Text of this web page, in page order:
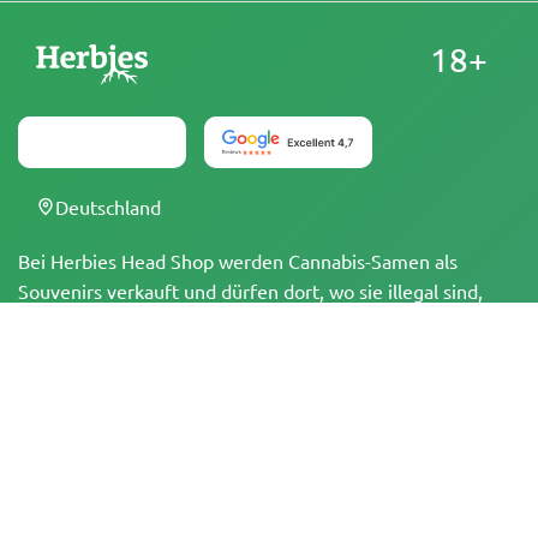
Bei Herbies Head Shop werden Cannabis-Samen als
Souvenirs verkauft und dürfen dort, wo sie illegal sind,
18+
Deutschland